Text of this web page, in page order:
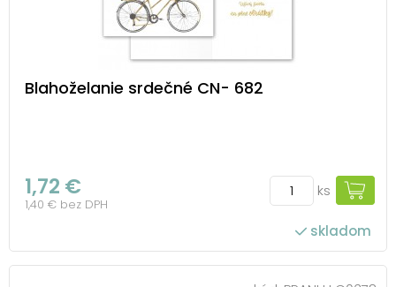
Blahoželanie srdečné CN- 682
1,72 €
1,40 € bez DPH
ks
skladom